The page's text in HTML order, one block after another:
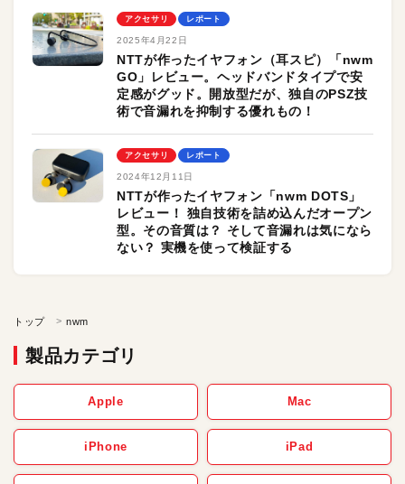
アクセサリ レポート
2025年4月22日
NTTが作ったイヤフォン（耳スピ）「nwm
GO」レビュー。ヘッドバンドタイプで安
定感がグッド。開放型だが、独自のPSZ技
術で音漏れを抑制する優れもの！
アクセサリ レポート
2024年12月11日
NTTが作ったイヤフォン「nwm DOTS」
レビュー！ 独自技術を詰め込んだオープン
型。その音質は？ そして音漏れは気になら
ない？ 実機を使って検証する
トップ nwm
製品カテゴリ
Apple Mac
iPhone iPad